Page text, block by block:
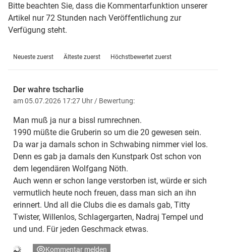
Bitte beachten Sie, dass die Kommentarfunktion unserer
Artikel nur 72 Stunden nach Veröffentlichung zur
Verfügung steht.
Neueste zuerst Älteste zuerst Höchstbewertet zuerst
Der wahre tscharlie
am 05.07.2026 17:27 Uhr / Bewertung:
Man muß ja nur a bissl rumrechnen.
1990 müßte die Gruberin so um die 20 gewesen sein.
Da war ja damals schon in Schwabing nimmer viel los.
Denn es gab ja damals den Kunstpark Ost schon von
dem legendären Wolfgang Nöth.
Auch wenn er schon lange verstorben ist, würde er sich
vermutlich heute noch freuen, dass man sich an ihn
erinnert. Und all die Clubs die es damals gab, Titty
Twister, Willenlos, Schlagergarten, Nadraj Tempel und
und und. Für jeden Geschmack etwas.
Kommentar melden